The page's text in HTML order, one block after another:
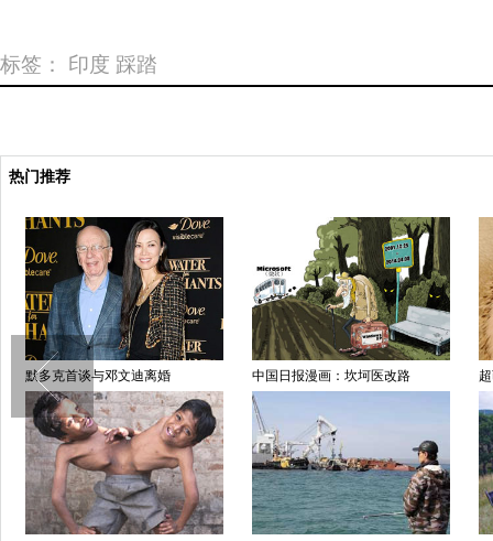
标签： 印度 踩踏
热门推荐
默多克首谈与邓文迪离婚 中国日报漫画：坎坷医改路